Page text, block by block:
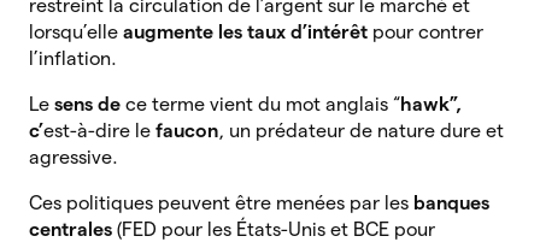
restreint la circulation de l’argent sur le marché et
lorsqu’elle augmente les taux d’intérêt pour contrer
l’inflation.
Le sens de ce terme vient du mot anglais “hawk”,
c’est-à-dire le faucon, un prédateur de nature dure et
agressive.
Ces politiques peuvent être menées par les banques
centrales (FED pour les États-Unis et BCE pour